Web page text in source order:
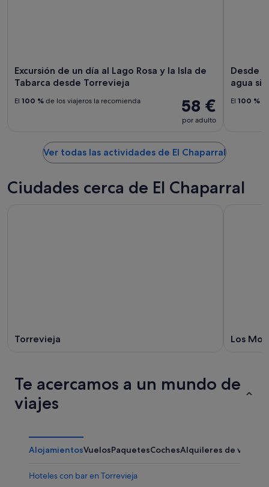
Excursión de un día al Lago Rosa y la Isla de
Tabarca desde Torrevieja
58 €
por adulto
El 100 % de los viajeros la recomienda
Desde
agua
El 100 %
Ver todas las actividades de El Chaparral
Ciudades cerca de El Chaparral
Torrevieja Los
Te acercamos a un mundo de
viajes
AlojamientosVuelosPaquetesCochesAlquileres de
Hoteles con bar en Torrevieja